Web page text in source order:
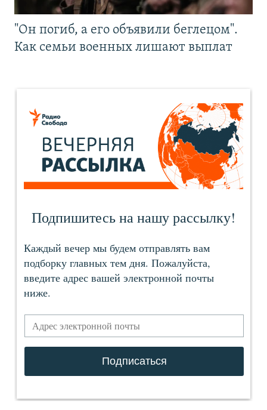
"Он погиб, а его объявили беглецом".
Как семьи военных лишают выплат